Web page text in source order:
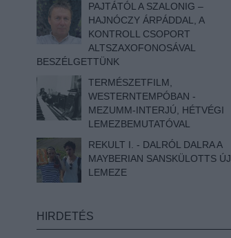
PAJTÁTÓL A SZALONIG –
HAJNÓCZY ÁRPÁDDAL, A
KONTROLL CSOPORT
ALTSZAXOFONOSÁVAL
BESZÉLGETTÜNK
TERMÉSZETFILM,
WESTERNTEMPÓBAN -
MEZUMM-INTERJÚ, HÉTVÉGI
LEMEZBEMUTATÓVAL
REKULT I. - DALRÓL DALRA A
MAYBERIAN SANSKÜLOTTS ÚJ
LEMEZE
HIRDETÉS